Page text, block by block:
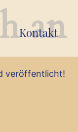
Kontakt
an
veröffentlicht!